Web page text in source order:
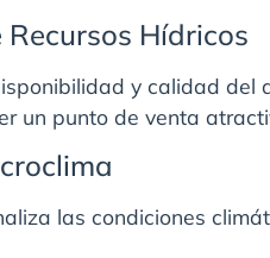
Recursos Hídricos
y calidad del
un punto de venta
las condiciones